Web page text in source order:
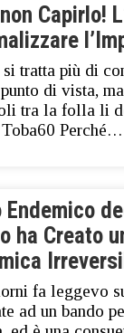
Capirlo!
tratta più di
di vista,
tra la folla li
Toba60 Perché…
Endemico
ha Creato
fa leggevo
ad un bando